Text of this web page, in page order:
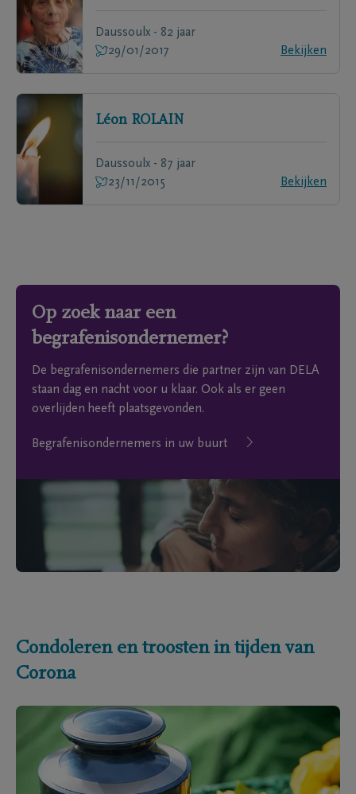
Daussoulx - 82 jaar
29/01/2017
Bekijken
Léon ROLAIN
Daussoulx - 87 jaar
23/11/2015
Bekijken
Op zoek naar een
begrafenisondernemer?
De begrafenisondernemers die partner zijn van DELA
staan dag en nacht voor u klaar. Ook als er geen
overlijden heeft plaatsgevonden.
Begrafenisondernemers in uw buurt
Condoleren en troosten in tijden van
Corona